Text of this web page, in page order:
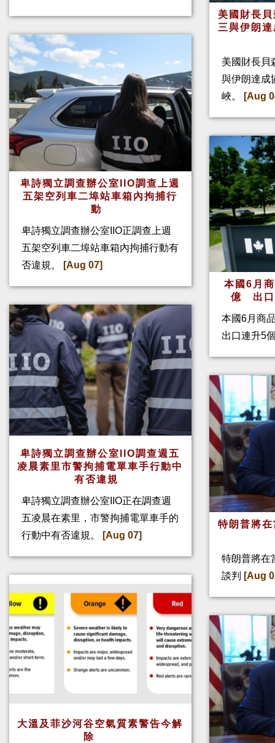
卑詩獨立調查辦公室IIO調查上週
五架空列車二埠站車箱內拘捕行
動
卑詩獨立調查辦公室IIO正調查上週
五架空列車二埠站車箱內拘捕行動有
否違規。
[Aug 07]
卑詩獨立調查辦公室IIO調查週五
凌晨素里市警拘捕電單車手行動中
有否違規
卑詩獨立調查辦公室IIO正在調查週
五凌晨在素里，市警拘捕電單車手的
行動中有否違規。
[Aug 07]
大溫及菲沙河谷空氣質素警告今解
除
美國財長
三與伊朗
美國財長貝
與伊朗達成
峽。
[Aug
本國6月
億 出口
本國6月商
出口連升5
特朗普將
特朗普將在
談判
[Aug